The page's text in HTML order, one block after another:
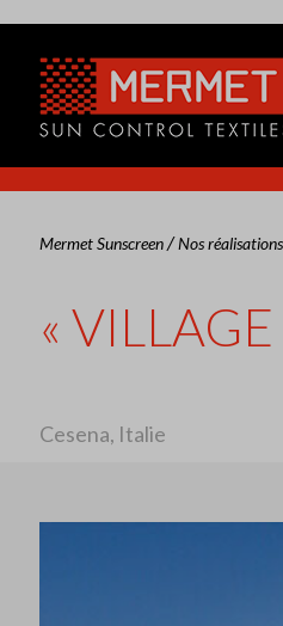
Mermet Sunscreen/Nos réalisations
«
Cesena, Italie